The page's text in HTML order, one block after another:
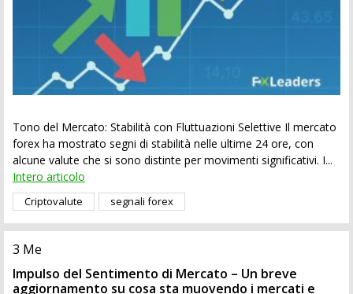
Tono del Mercato: Stabilità con Fluttuazioni Selettive Il mercato
forex ha mostrato segni di stabilità nelle ultime 24 ore, con
alcune valute che si sono distinte per movimenti significativi. I...
Intero articolo
Criptovalute segnali forex
3 Me
Impulso del Sentimento di Mercato – Un breve
aggiornamento su cosa sta muovendo i mercati e